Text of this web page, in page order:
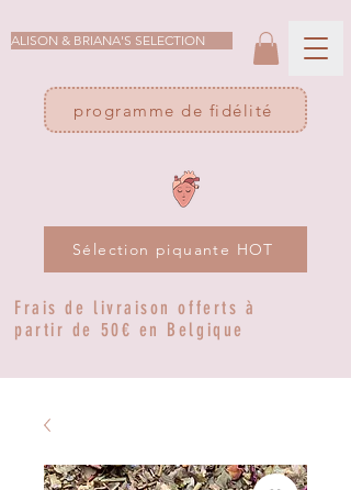
ALISON & BRIANA'S SELECTION
programme de fidélité
Sélection piquante HOT
Frais de livraison offerts à
partir de 50€ en Belgique